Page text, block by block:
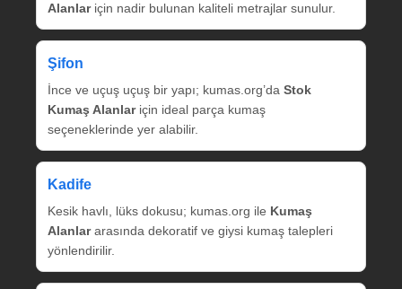
Alanlariçin nadir bulunan kaliteli metrajlar sunulur.
Şifon
İnce ve uçuş uçuş bir yapı; kumas.org’da Stok
Kumaş Alanlariçin ideal parça kumaş
seçeneklerinde yer alabilir.
Kadife
Kesik havlı, lüks dokusu; kumas.org ile Kumaş
Alanlararasında dekoratif ve giysi kumaş talepleri
yönlendirilir.